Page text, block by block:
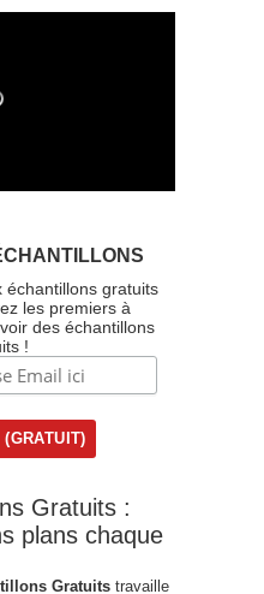
échantillons gratuits
les premiers à
des échantillons
!
Gratuits :
plans chaque
Gratuits travaille